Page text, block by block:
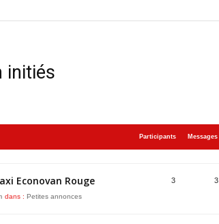
initiés
Participants Messages
Econovan Rouge
dans : Petites annonces
3 3